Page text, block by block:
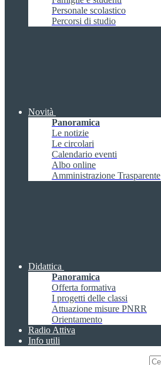
Personale scolastico
Percorsi di studio
Novità
Panoramica
Le notizie
Le circolari
Calendario eventi
Albo online
Amministrazione Trasparente
Didattica
Panoramica
Offerta formativa
I progetti delle classi
Attuazione misure PNRR
Orientamento
Radio Attiva
Info utili